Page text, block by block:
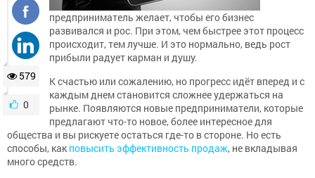
579
0
предприниматель желает, чтобы его бизнес
развивался и рос. При этом, чем быстрее этот процесс
происходит, тем лучше. И это нормально, ведь рост
прибыли радует карман и душу.
К счастью или сожалению, но прогресс идёт вперед и с
каждым днем становится сложнее удержаться на
рынке. Появляются новые предприниматели, которые
предлагают что-то новое, более интересное для
общества и вы рискуете остаться где-то в стороне. Но есть
способы, какповысить эффективность продаж, не вкладывая
много средств.